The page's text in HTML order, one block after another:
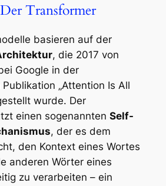
Transformer
basieren auf der
, die 2017 von
Google in der
„Attention Is All
wurde. Der
einen sogenannten Self-
, der es dem
den Kontext eines Wortes
anderen Wörter eines
zu verarbeiten – ein